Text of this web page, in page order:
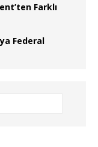
Farklı
Federal